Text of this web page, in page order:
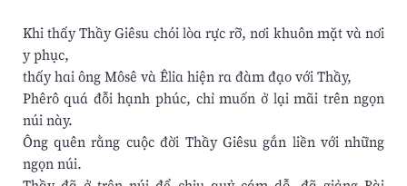
Khi thấy Thầy Giêsu chói lòa rực rỡ, nơi khuôn mặt và nơi
y phục,
thấy hai ông Môsê và Êlia hiện ra đàm đạo với Thầy,
Phêrô quá đỗi hạnh phúc, chỉ muốn ở lại mãi trên ngọn
núi này.
Ông quên rằng cuộc đời Thầy Giêsu gắn liền với những
ngọn núi.